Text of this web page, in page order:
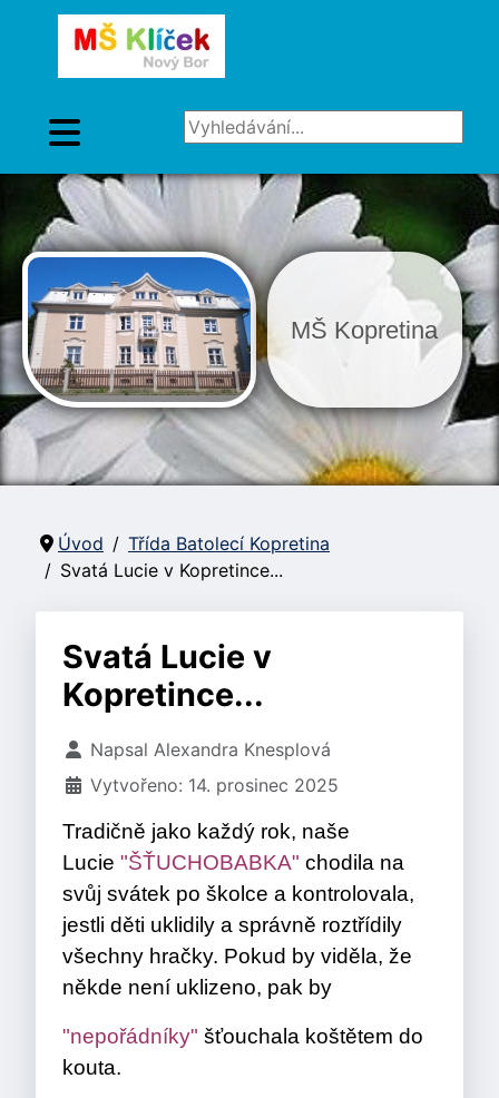
Vyhledávání...
MŠ Kopretina
Úvod
Třída Batolecí Kopretina
Svatá Lucie v Kopretince...
Svatá Lucie v
Kopretince...
Základní údaje
Napsal Alexandra Knesplová
Vytvořeno: 14. prosinec 2025
Tradičně jako každý rok, naše
Lucie "ŠŤUCHOBABKA" chodila na
svůj svátek po školce a kontrolovala,
jestli děti uklidily a správně roztřídily
všechny hračky. Pokud by viděla, že
někde není uklizeno, pak by
"nepořádníky" šťouchala koštětem do
kouta.